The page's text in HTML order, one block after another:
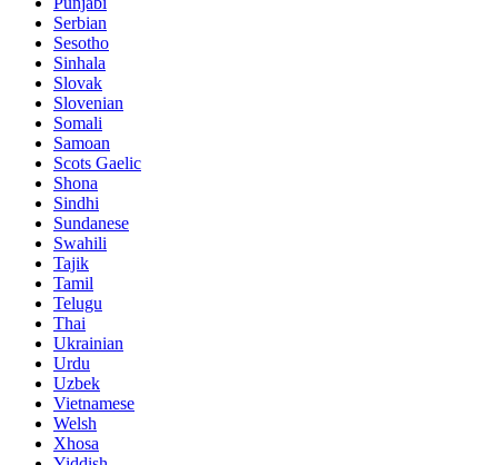
Serbian
Sesotho
Sinhala
Slovak
Slovenian
Somali
Samoan
Scots Gaelic
Shona
Sindhi
Sundanese
Swahili
Tajik
Tamil
Telugu
Thai
Ukrainian
Urdu
Uzbek
Vietnamese
Welsh
Xhosa